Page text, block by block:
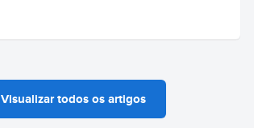
Visualizar todos os artigos